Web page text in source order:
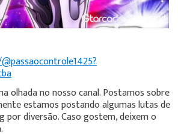
olhada no nosso canal. Postamos sobre
estamos postando algumas lutas de
por diversão. Caso gostem, deixem o